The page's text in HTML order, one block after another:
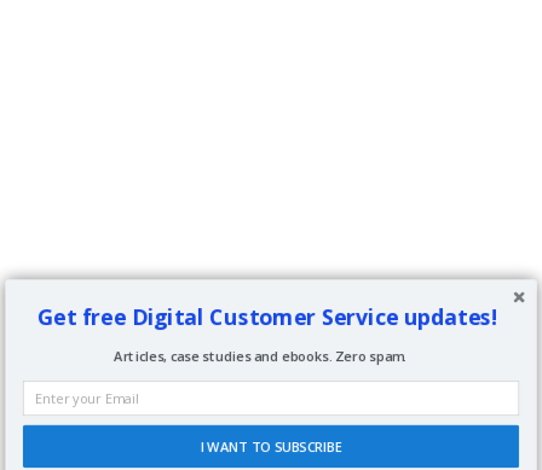
Get free Digital Customer Service updates!
I WANT TO SUBSCRIBE
Articles, case studies and ebooks. Zero spam.